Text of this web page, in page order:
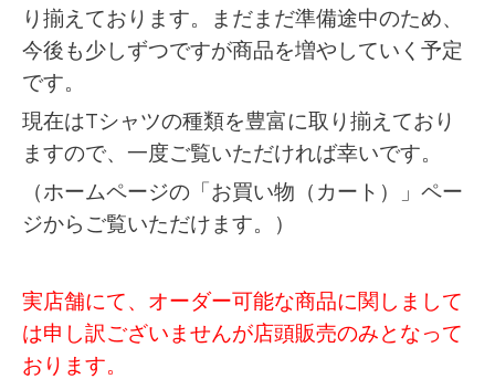
り揃えております。まだまだ準備途中のため、
今後も少しずつですが商品を増やしていく予定
です。
現在はTシャツの種類を豊富に取り揃えており
ますので、一度ご覧いただければ幸いです。
（ホームページの「お買い物（カート）」ペー
ジからご覧いただけます。）
実店舗にて、オーダー可能な商品に関しまして
は申し訳ございませんが店頭販売のみとなって
おります。